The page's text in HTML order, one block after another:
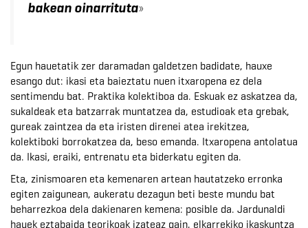
bakean oinarrituta»
Egun hauetatik zer daramadan galdetzen badidate, hauxe
esango dut: ikasi eta baieztatu nuen itxaropena ez dela
sentimendu bat. Praktika kolektiboa da. Eskuak ez askatzea da,
sukaldeak eta batzarrak muntatzea da, estudioak eta grebak,
gureak zaintzea da eta iristen direnei atea irekitzea,
kolektiboki borrokatzea da, beso emanda. Itxaropena antolatua
da. Ikasi, eraiki, entrenatu eta biderkatu egiten da.
Eta, zinismoaren eta kemenaren artean hautatzeko erronka
egiten zaigunean, aukeratu dezagun beti beste mundu bat
beharrezkoa dela dakienaren kemena: posible da. Jardunaldi
hauek eztabaida teorikoak izateaz gain, elkarrekiko ikaskuntza